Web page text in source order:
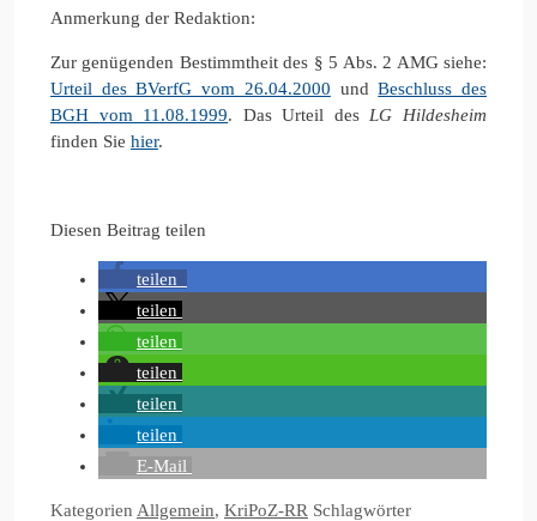
Anmerkung der Redaktion:
Zur genügenden Bestimmtheit des § 5 Abs. 2 AMG siehe:
Urteil des BVerfG vom 26.04.2000 undBeschluss des
BGH vom 11.08.1999. Das Urteil des LG Hildesheim
finden Sie hier.
Diesen Beitrag teilen
teilen
teilen
teilen
teilen
teilen
teilen
E-Mail
Kategorien Allgemein, KriPoZ-RR Schlagwörter